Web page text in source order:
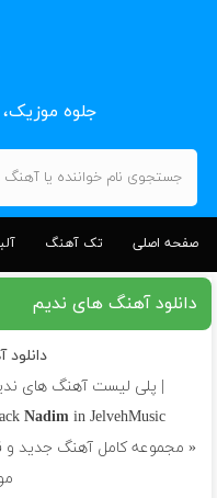
جلوه
صفحه اصلی تک آهنگ
دانلود آهنگ های ندیم
| پلی لیست آهنگ های
Nadim in JelvehMusic
« مجموعه کامل آهنگ جدید و